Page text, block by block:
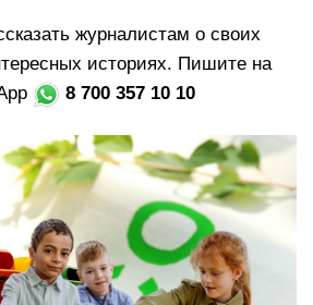
г
журналистам о своих
историях. Пишите на
8 700 357 10 10